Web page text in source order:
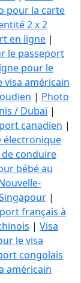
pour la carte
2 x 2
en ligne |
le passeport
pour le
visa américain
| Photo
/ Dubaï|
canadien |
électronique
conduire
bébé au
|
français à
| Visa
le visa
congolais
américain